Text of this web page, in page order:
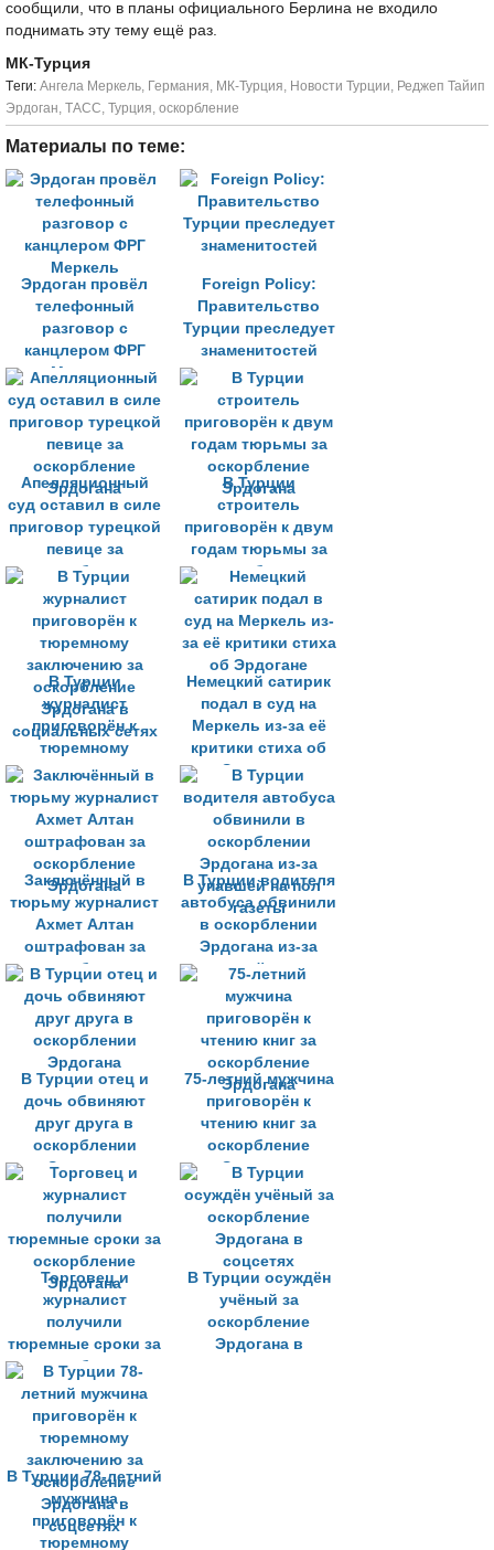
сообщили, что в планы официального Берлина не входило
поднимать эту тему ещё раз.
МК-Турция
Tеги: Ангела Меркель, Германия, МК-Турция, Новости Турции, Реджеп Тайип
Эрдоган, ТАСС, Турция, оскорбление
Материалы по теме:
Эрдоган провёл
телефонный
разговор с
канцлером ФРГ
Меркель
Foreign Policy:
Правительство
Турции преследует
знаменитостей
Апелляционный
суд оставил в силе
приговор турецкой
певице за
оскорбление
Эрдогана
В Турции
строитель
приговорён к двум
годам тюрьмы за
оскорбление
Эрдогана
В Турции
журналист
приговорён к
тюремному
заключению за
оскорбление
Эрдогана в
социальных сетях
Немецкий сатирик
подал в суд на
Меркель из-за её
критики стиха об
Эрдогане
Заключённый в
тюрьму журналист
Ахмет Алтан
оштрафован за
оскорбление
Эрдогана
В Турции водителя
автобуса обвинили
в оскорблении
Эрдогана из-за
упавшей на пол
газеты
В Турции отец и
дочь обвиняют
друг друга в
оскорблении
Эрдогана
75-летний мужчина
приговорён к
чтению книг за
оскорбление
Эрдогана
Торговец и
журналист
получили
тюремные сроки за
оскорбление
Эрдогана
В Турции осуждён
учёный за
оскорбление
Эрдогана в
В Турции 78-летний
мужчина
приговорён к
тюремному